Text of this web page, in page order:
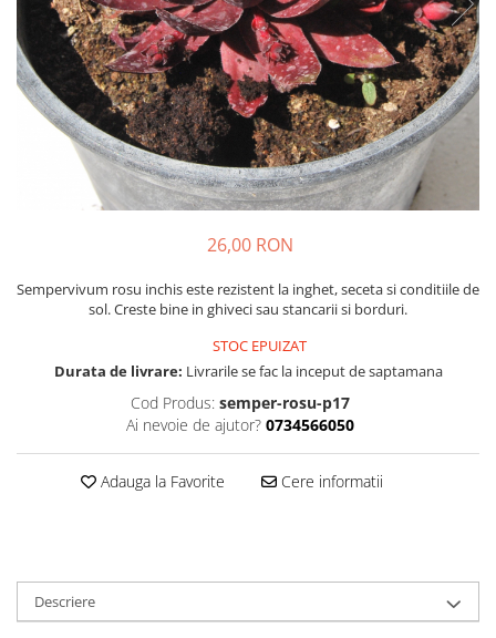
Macris
Lamaita (melisa, roinita)
Chives
Ardei iute
Albastru
Portocaliu
Mov
Multicolor
Argintiu
Vargat / variegat
Plante de Primavara
26,00 RON
Sempervivum rosu inchis este rezistent la inghet, seceta si conditiile de
sol. Creste bine in ghiveci sau stancarii si borduri.
STOC EPUIZAT
Durata de livrare: Livrarile se fac la inceput de saptamana
Cod Produs: semper-rosu-p17
Ai nevoie de ajutor? 0734566050
Adauga la Favorite Cere informatii
Descriere